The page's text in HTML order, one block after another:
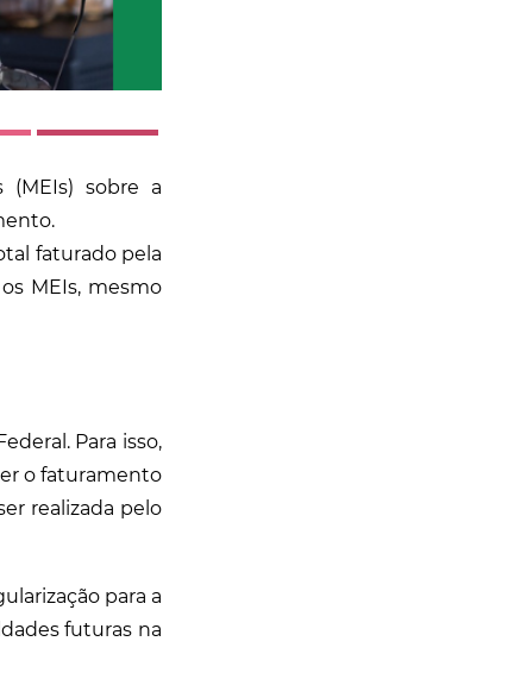
(MEIs) sobre a
faturado pela
MEIs, mesmo
Para isso,
o faturamento
realizada pelo
para a
futuras na